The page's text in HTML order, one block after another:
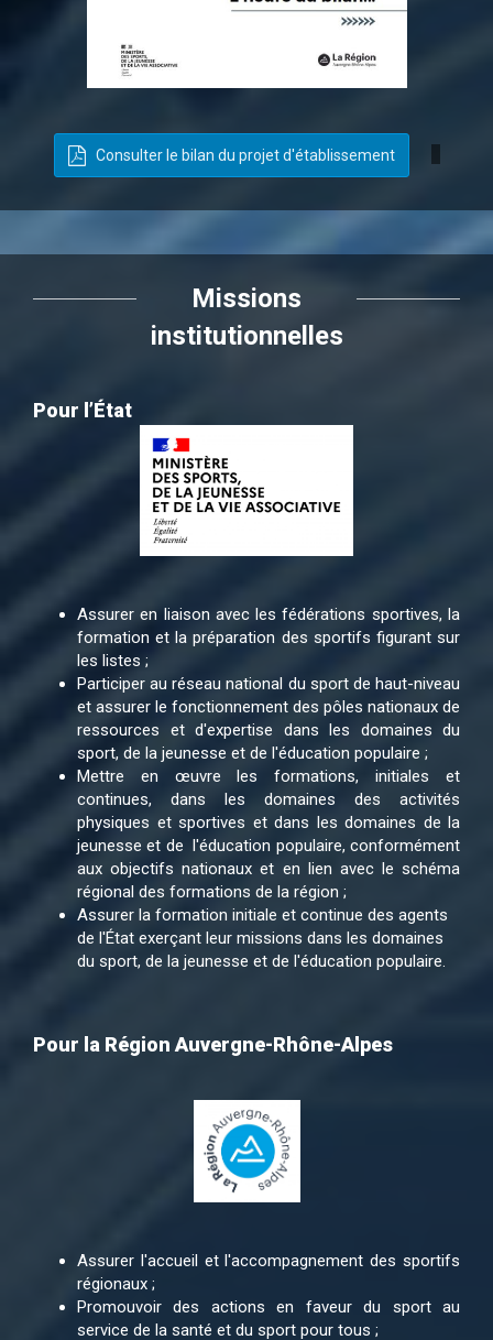
Consulter le bilan du projet d'établissement
Missions
institutionnelles
Pour l’État
Assurer en liaison avec les fédérations sportives, la
formation et la préparation des sportifs figurant sur
les listes ;
Participer au réseau national du sport de haut-niveau
et assurer le fonctionnement des pôles nationaux de
ressources et d'expertise dans les domaines du
sport, de la jeunesse et de l'éducation populaire ;
Mettre en œuvre les formations, initiales et
continues, dans les domaines des activités
physiques et sportives et dans les domaines de la
jeunesse et de l'éducation populaire, conformément
aux objectifs nationaux et en lien avec le schéma
régional des formations de la région ;
Assurer la formation initiale et continue des agents
de l'État exerçant leur missions dans les domaines
du sport, de la jeunesse et de l'éducation populaire.
Pour la Région Auvergne-Rhône-Alpes
Assurer l'accueil et l'accompagnement des sportifs
régionaux ;
Promouvoir des actions en faveur du sport au
service de la santé et du sport pour tous ;